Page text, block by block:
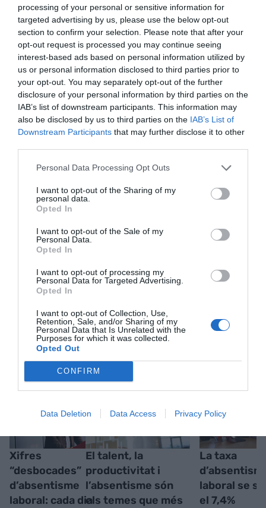
processing of your personal or sensitive information for
targeted advertising by us, please use the below opt-out
section to confirm your selection. Please note that after your
opt-out request is processed you may continue seeing
interest-based ads based on personal information utilized by
us or personal information disclosed to third parties prior to
your opt-out. You may separately opt-out of the further
disclosure of your personal information by third parties on the
IAB’s list of downstream participants. This information may
also be disclosed by us to third parties on the IAB’s List of
Downstream Participants that may further disclose it to other
Personal Data Processing Opt Outs
I want to opt-out of the Sharing of my
personal data.
Opted In
I want to opt-out of the Sale of my
Personal Data.
Opted In
I want to opt-out of processing my
Personal Data for Targeted Advertising.
Opted In
I want to opt-out of Collection, Use,
Retention, Sale, and/or Sharing of my
Personal Data that Is Unrelated with the
Purposes for which it was collected.
Opted Out
CONFIRM
Data Deletion Data Access Privacy Policy
concentrava un absentisme més gran, amb el 7,1%
del total de les hores pactades, seguit del sector
serveis, amb una taxa del 6,7%, i, en tercer lloc, la
construcció, amb un 5,2%. Per contra, els sectors
amb menys absentisme són les activitats
relacionades amb l'ocupació (2,5%), les activitats
jurídiques i de comptabilitat (3,3%), els serveis
tècnics d'arquitectura i enginyeria (3,5%),
activitats immobiliàries (3,5%) i edició (3,5%).
AfegirVIA Empresacom a font preferida de
Google de forma gratuïta
Estigues informat amb les últimes notícies d'actualitat
ACTIVAR ARA
RELACIONADES
Xifres
“desbocades”
d’absentisme
laboral: cada dia
El talent, la
productivitat i
l’absentisme són
els temes que més
La taxa
laboral se
el 7,4%